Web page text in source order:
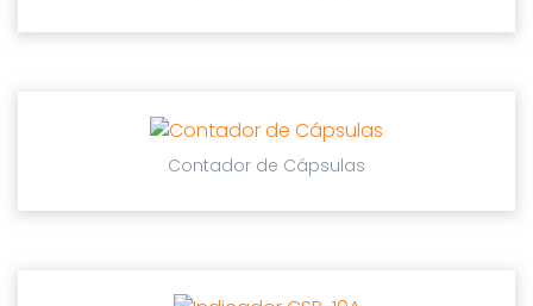
Contador de Cápsulas